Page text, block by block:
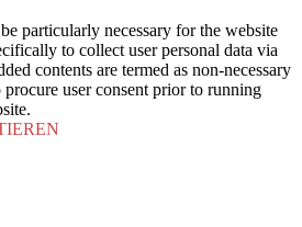
particularly necessary for the website
to collect user personal data via
contents are termed as non-necessary
user consent prior to running